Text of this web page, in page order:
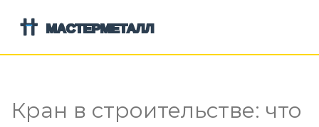
Кран в строительстве: что